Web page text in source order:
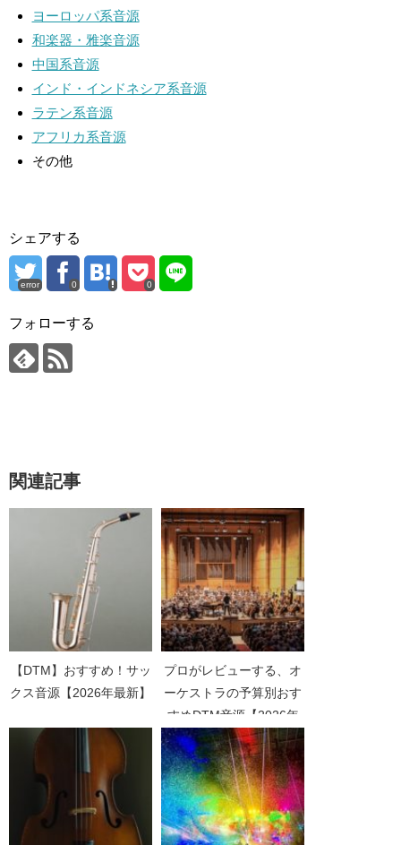
ヨーロッパ系音源
和楽器・雅楽音源
中国系音源
インド・インドネシア系音源
ラテン系音源
アフリカ系音源
その他
シェアする
error 0 0
フォローする
関連記事
【DTM】おすすめ！サッ
クス音源【2026年最新】
プロがレビューする、オ
ーケストラの予算別おす
すめDTM音源【2026年
最新】